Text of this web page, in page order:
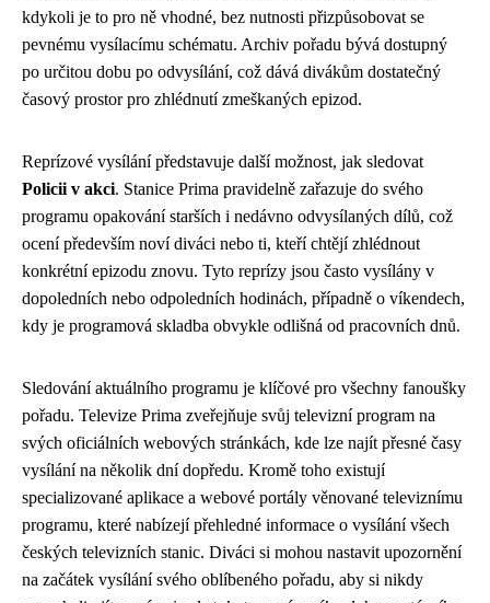
kdykoli je to pro ně vhodné, bez nutnosti přizpůsobovat se
pevnému vysílacímu schématu. Archiv pořadu bývá dostupný
po určitou dobu po odvysílání, což dává divákům dostatečný
časový prostor pro zhlédnutí zmeškaných epizod.
Reprízové vysílání představuje další možnost, jak sledovat
Policii v akci. Stanice Prima pravidelně zařazuje do svého
programu opakování starších i nedávno odvysílaných dílů, což
ocení především noví diváci nebo ti, kteří chtějí zhlédnout
konkrétní epizodu znovu. Tyto reprízy jsou často vysílány v
dopoledních nebo odpoledních hodinách, případně o víkendech,
kdy je programová skladba obvykle odlišná od pracovních dnů.
Sledování aktuálního programu je klíčové pro všechny fanoušky
pořadu. Televize Prima zveřejňuje svůj televizní program na
svých oficiálních webových stránkách, kde lze najít přesné časy
vysílání na několik dní dopředu. Kromě toho existují
specializované aplikace a webové portály věnované televiznímu
programu, které nabízejí přehledné informace o vysílání všech
českých televizních stanic. Diváci si mohou nastavit upozornění
na začátek vysílání svého oblíbeného pořadu, aby si nikdy